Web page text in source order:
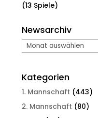
(13 Spiele)
Newsarchiv
Newsarchiv
Kategorien
1. Mannschaft (443)
2. Mannschaft (80)